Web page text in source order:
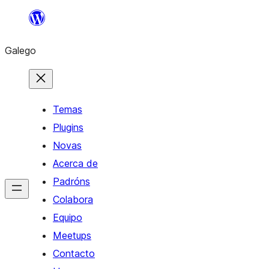
Saltar
contido
Galego
Temas
Plugins
Novas
Acerca de
Padróns
Colabora
Equipo
Meetups
Contacto